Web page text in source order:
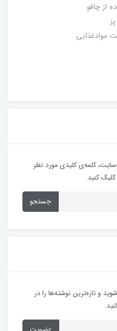
از چاقو
موادغذایی
کلمه‌ی کلیدی مورد نظر
کنید.
جستجو
و تازه‌ترین نوشته‌ها را در